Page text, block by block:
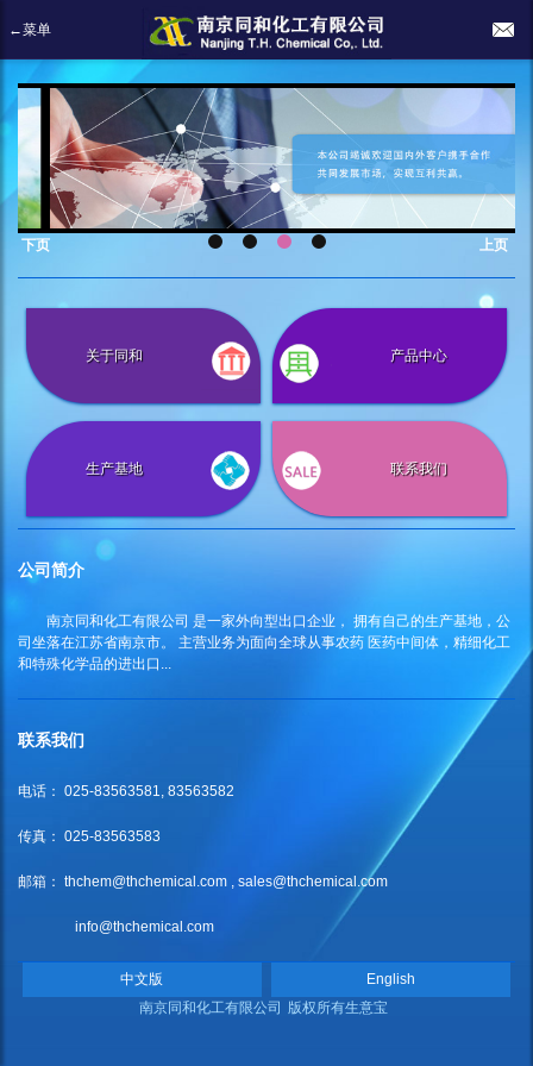
←菜单
上页
下页
关于同和 产品中心
生产基地 联系我们
公司简介
南京同和化工有限公司 是一家外向型出口企业， 拥有自己的生产基地，公
司坐落在江苏省南京市。 主营业务为面向全球从事农药 医药中间体，精细化工
和特殊化学品的进出口...
联系我们
电话： 025-83563581, 83563582
传真： 025-83563583
邮箱： thchem@thchemical.com , sales@thchemical.com
info@thchemical.com
中文版
English
南京同和化工有限公司 版权所有生意宝